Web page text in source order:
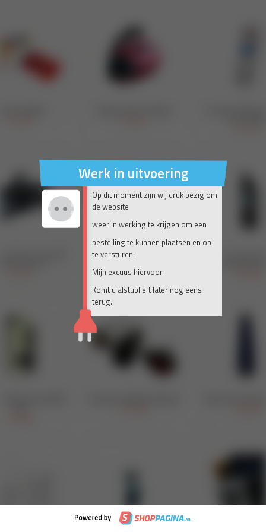
Werk in uitvoering
Op dit moment zijn wij druk bezig om
de website
weer in werking te krijgen om een
bestelling te kunnen plaatsen en op
te versturen.
Mijn excuus hiervoor.
Komt u alstublieft later nog eens
terug.